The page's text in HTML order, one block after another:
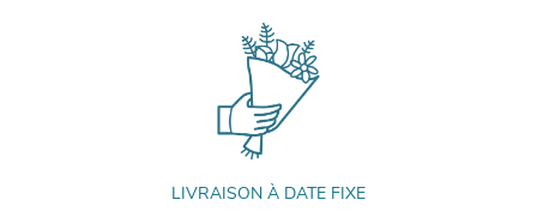
LIVRAISON À DATE FIXE